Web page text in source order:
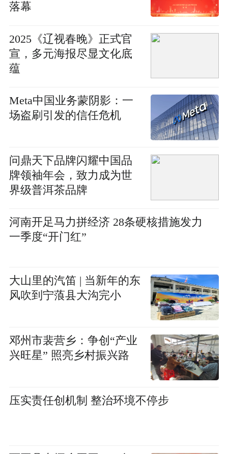
落幕
2025《辽视春晚》正式官
宣，多元海报尽显文化底
蕴
Meta中国业务蒙阴影：一
场盗刷引发的信任危机
问鼎天下品牌闪耀中国品
牌领袖年会，致力成为世
界级普洱茶品牌
河南开足马力拼经济 28条硬核措施发力
一季度“开门红”
大山里的汽笛 | 当新年的东
风吹到宁蒗县大沟完小
邓州市裴营乡：争创“产业
兴旺星” 照亮乡村振兴路
压实责任创机制 整治环境不停步